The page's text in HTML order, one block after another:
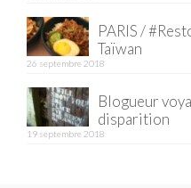
Berlin
Munich
Danemark
Copenhague
PARIS /
Taïwan
26 septembre 2018
Blogueur
disparition
19 septembre 2018